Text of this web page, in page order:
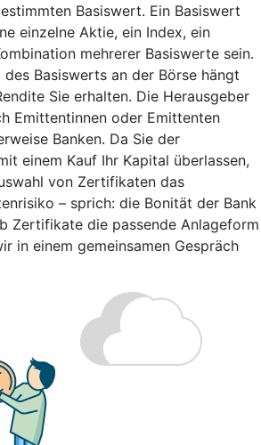
Basiswert. Ein Basiswert
einzelne Aktie, ein Index, ein
mehrerer Basiswerte sein.
Basiswerts an der Börse hängt
Sie erhalten. Die Herausgeber
Emittentinnen oder Emittenten
Banken. Da Sie der
einem Kauf Ihr Kapital überlassen,
von Zertifikaten das
– sprich: die Bonität der Bank
Zertifikate die passende Anlageform
in einem gemeinsamen Gespräch